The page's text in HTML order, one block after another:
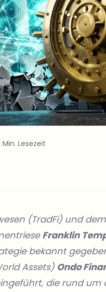
Min. Lesezeit
(TradFi) und
Franklin
bekannt
Assets) Ondo
die rund um